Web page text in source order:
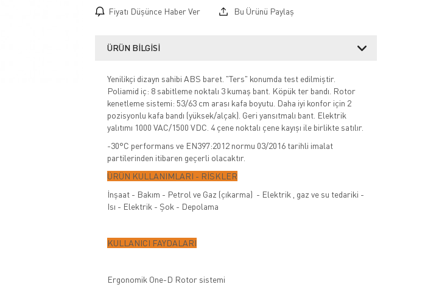
Fiyatı Düşünce Haber Ver Bu Ürünü Paylaş
ÜRÜN BILGISI
Yenilikçi dizayn sahibi ABS baret. "Ters" konumda test edilmiştir.
Poliamid iç: 8 sabitleme noktalı 3 kumaş bant. Köpük ter bandı. Rotor
kenetleme sistemi: 53/63 cm arası kafa boyutu. Daha iyi konfor için 2
pozisyonlu kafa bandı (yüksek/alçak). Geri yansıtmalı bant. Elektrik
yalıtımı 1000 VAC/1500 VDC. 4 çene noktalı çene kayışı ile birlikte satılır.
-30°C performans ve EN397:2012 normu 03/2016 tarihli imalat
partilerinden itibaren geçerli olacaktır.
ÜRÜN KULLANIMLARI - RİSKLER
İnşaat - Bakım - Petrol ve Gaz (çıkarma) - Elektrik , gaz ve su tedariki -
Isı - Elektrik - Şok - Depolama
KULLANICI FAYDALARI
Ergonomik One-D Rotor sistemi